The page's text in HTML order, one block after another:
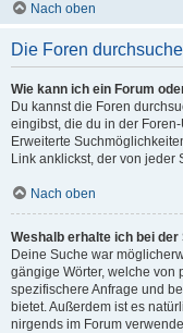
Nach oben
Die Foren
Wie kann ich ein Forum
Du kannst die Foren
eingibst, die du in der
Erweiterte
Link anklickst, der von jeder
Nach oben
Weshalb erhalte ich bei
Deine Suche war
gängige Wörter, welche von
spezifischere Anfrage und
bietet. Außerdem ist es
nirgends im Forum